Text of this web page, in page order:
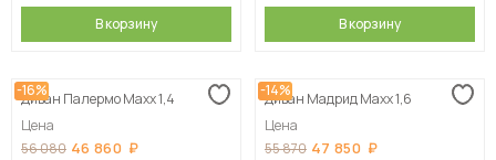
В корзину В корзину
-16%
Диван Палермо Maxx 1,4
Цена
56 080 46 860
-14%
Диван Мадрид Maxx 1,6
Цена
55 870 47 850